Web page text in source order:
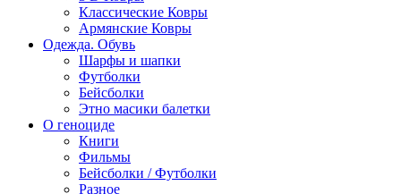
Классические Ковры
Армянские Ковры
Одежда. Обувь
Шарфы и шапки
Футболки
Бейсболки
Этно масики балетки
О геноциде
Книги
Фильмы
Бейсболки / Футболки
Разное